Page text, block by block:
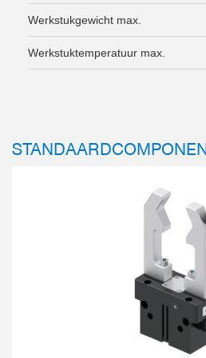
Werkstukgewicht max.
Werkstuktemperatuur max.